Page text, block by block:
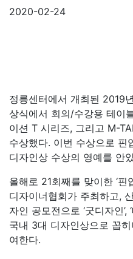
2020-02-24
정릉센터에서 개최된 2019
상식에서 회의/수강용 테이
이션 T 시리즈, 그리고 M-
수상했다. 이번 수상으로 핀
디자인상 수상의 영예를 안
올해로 21회째를 맞이한 ‘핀
디자이너협회가 주최하고,
자인 공모전으로 ‘굿디자인’,
국내 3대 디자인상으로 꼽히
여한다.